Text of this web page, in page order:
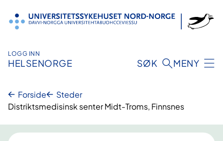
innhold
LOGG INN
HELSENORGE SØK MENY
Forside
Steder
Distriktsmedisinsk senter Midt-Troms, Finnsnes